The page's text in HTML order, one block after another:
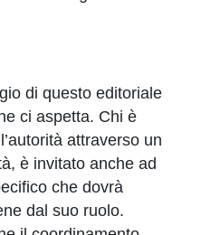
di questo editoriale
ci aspetta. Chi è
attraverso un
è invitato anche ad
che dovrà
dal suo ruolo.